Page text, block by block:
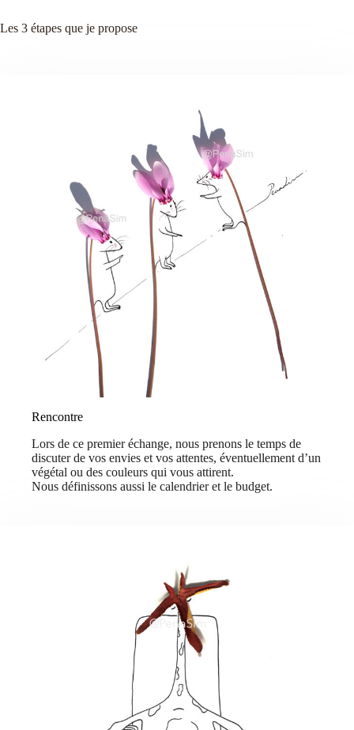
Les 3 étapes que je propose
Rencontre
Lors de ce premier échange, nous prenons le temps de
discuter de vos envies et vos attentes, éventuellement d’un
végétal ou des couleurs qui vous attirent.
Nous définissons aussi le calendrier et le budget.